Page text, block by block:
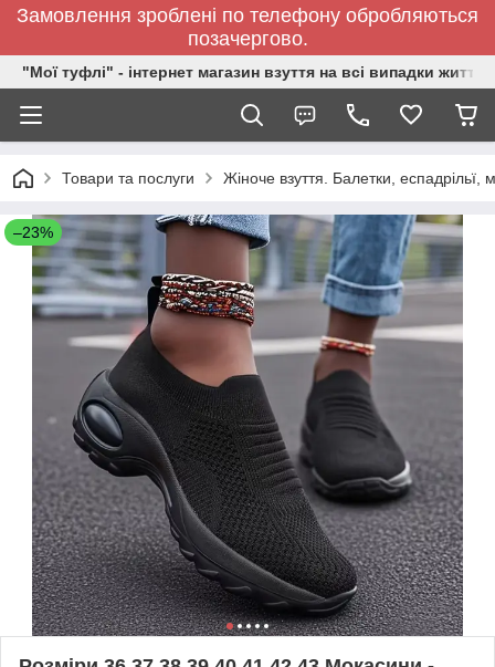
Замовлення зроблені по телефону обробляються
позачергово.
"Мої туфлі" - інтернет магазин взуття на всі випадки життя.
Товари та послуги Жіноче взуття. Балетки,
–23%